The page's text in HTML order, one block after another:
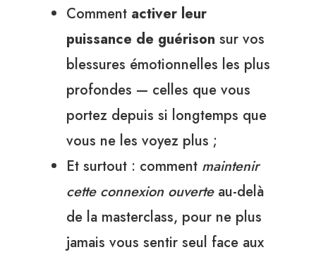
Comment activer leur
puissance de guérison sur vos
blessures émotionnelles les plus
profondes — celles que vous
portez depuis si longtemps que
vous ne les voyez plus ;
Et surtout : comment maintenir
cette connexion ouverteau-delà
de la masterclass, pour ne plus
jamais vous sentir seul face aux